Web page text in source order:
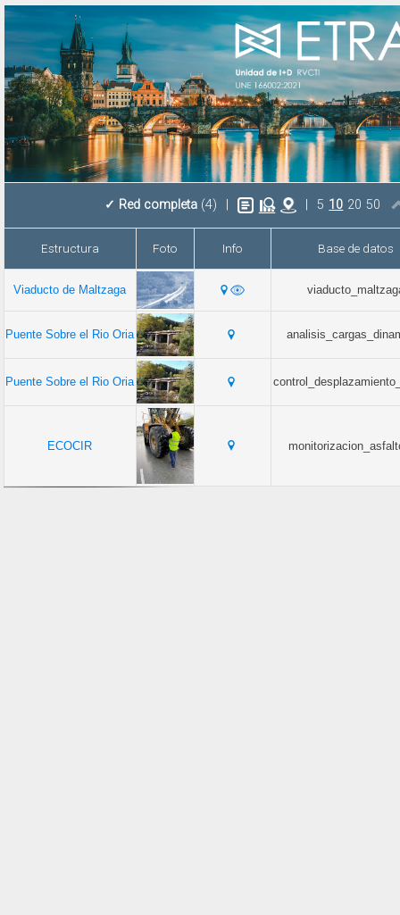
✓ Red completa (4) 5 10 20 50
Estructura Foto Info Base de datos
Viaducto de Maltzaga
Puente Sobre el Rio Oria
Puente Sobre el Rio Oria
ECOCIR